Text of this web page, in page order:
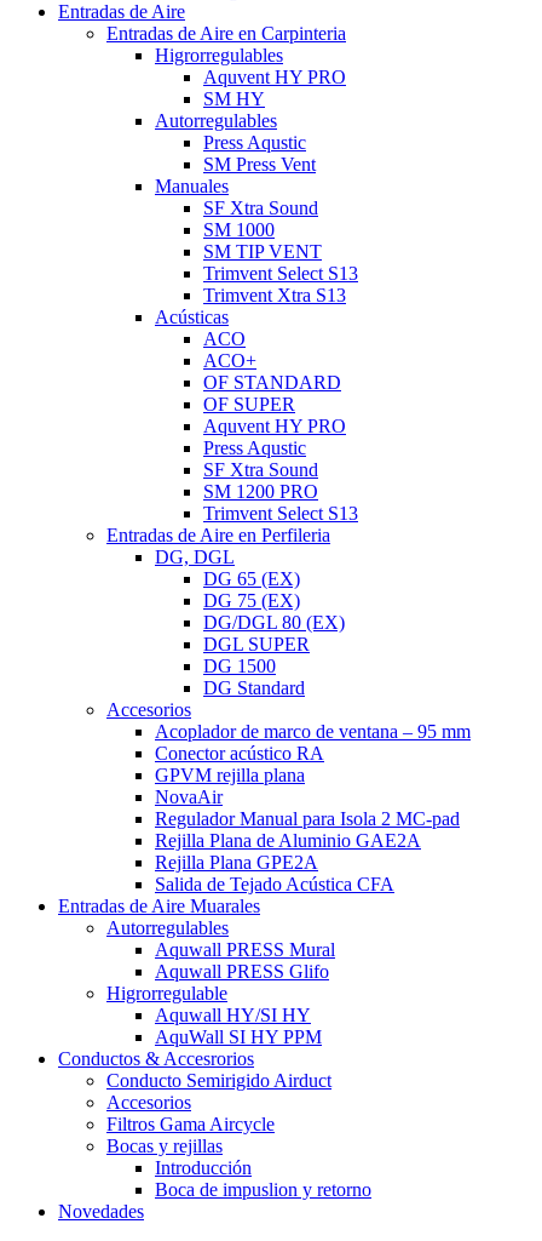
Entradas de Aire
Entradas de Aire en Carpinteria
Higrorregulables
Aquvent HY PRO
SM HY
Autorregulables
Press Aqustic
SM Press Vent
Manuales
SF Xtra Sound
SM 1000
SM TIP VENT
Trimvent Select S13
Trimvent Xtra S13
Acústicas
ACO
ACO+
OF STANDARD
OF SUPER
Aquvent HY PRO
Press Aqustic
SF Xtra Sound
SM 1200 PRO
Trimvent Select S13
Entradas de Aire en Perfileria
DG, DGL
DG 65 (EX)
DG 75 (EX)
DG/DGL 80 (EX)
DGL SUPER
DG 1500
DG Standard
Accesorios
Acoplador de marco de ventana – 95 mm
Conector acústico RA
GPVM rejilla plana
NovaAir
Regulador Manual para Isola 2 MC-pad
Rejilla Plana de Aluminio GAE2A
Rejilla Plana GPE2A
Salida de Tejado Acústica CFA
Entradas de Aire Muarales
Autorregulables
Aquwall PRESS Mural
Aquwall PRESS Glifo
Higrorregulable
Aquwall HY/SI HY
AquWall SI HY PPM
Conductos & Accesrorios
Conducto Semirigido Airduct
Accesorios
Filtros Gama Aircycle
Bocas y rejillas
Introducción
Boca de impuslion y retorno
Novedades